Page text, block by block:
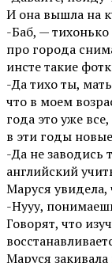
И она вышла на
-Баб, —
про города
инсте такие
-Да тихо ты,
что в моем
года это уже
в эти годы
-Да не заводись
английский
Маруся увидела,
-Нууу,
Говорят, что
Маруся